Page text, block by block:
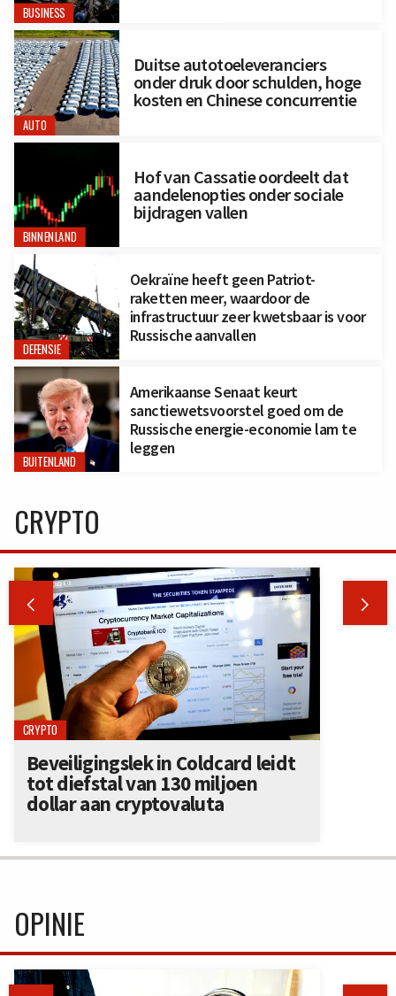
BUSINESS
AUTO
Duitse autotoeleveranciers
onder druk door schulden, hoge
kosten en Chinese concurrentie
BINNENLAND
Hof van Cassatie oordeelt dat
aandelenopties onder sociale
bijdragen vallen
DEFENSIE
Oekraïne heeft geen Patriot-
raketten meer, waardoor de
infrastructuur zeer kwetsbaar is voor
Russische aanvallen
BUITENLAND
Amerikaanse Senaat keurt
sanctiewetsvoorstel goed om de
Russische energie-economie lam te
leggen
CRYPTO
 
CRYPTO
Beveiligingslek in Coldcard leidt
tot diefstal van 130 miljoen
dollar aan cryptovaluta
OPINIE